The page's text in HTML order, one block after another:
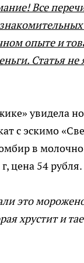
Все
опыте и
Статья не
увидела
с эскимо
в
цена 54 рубля.
это
хрустит и